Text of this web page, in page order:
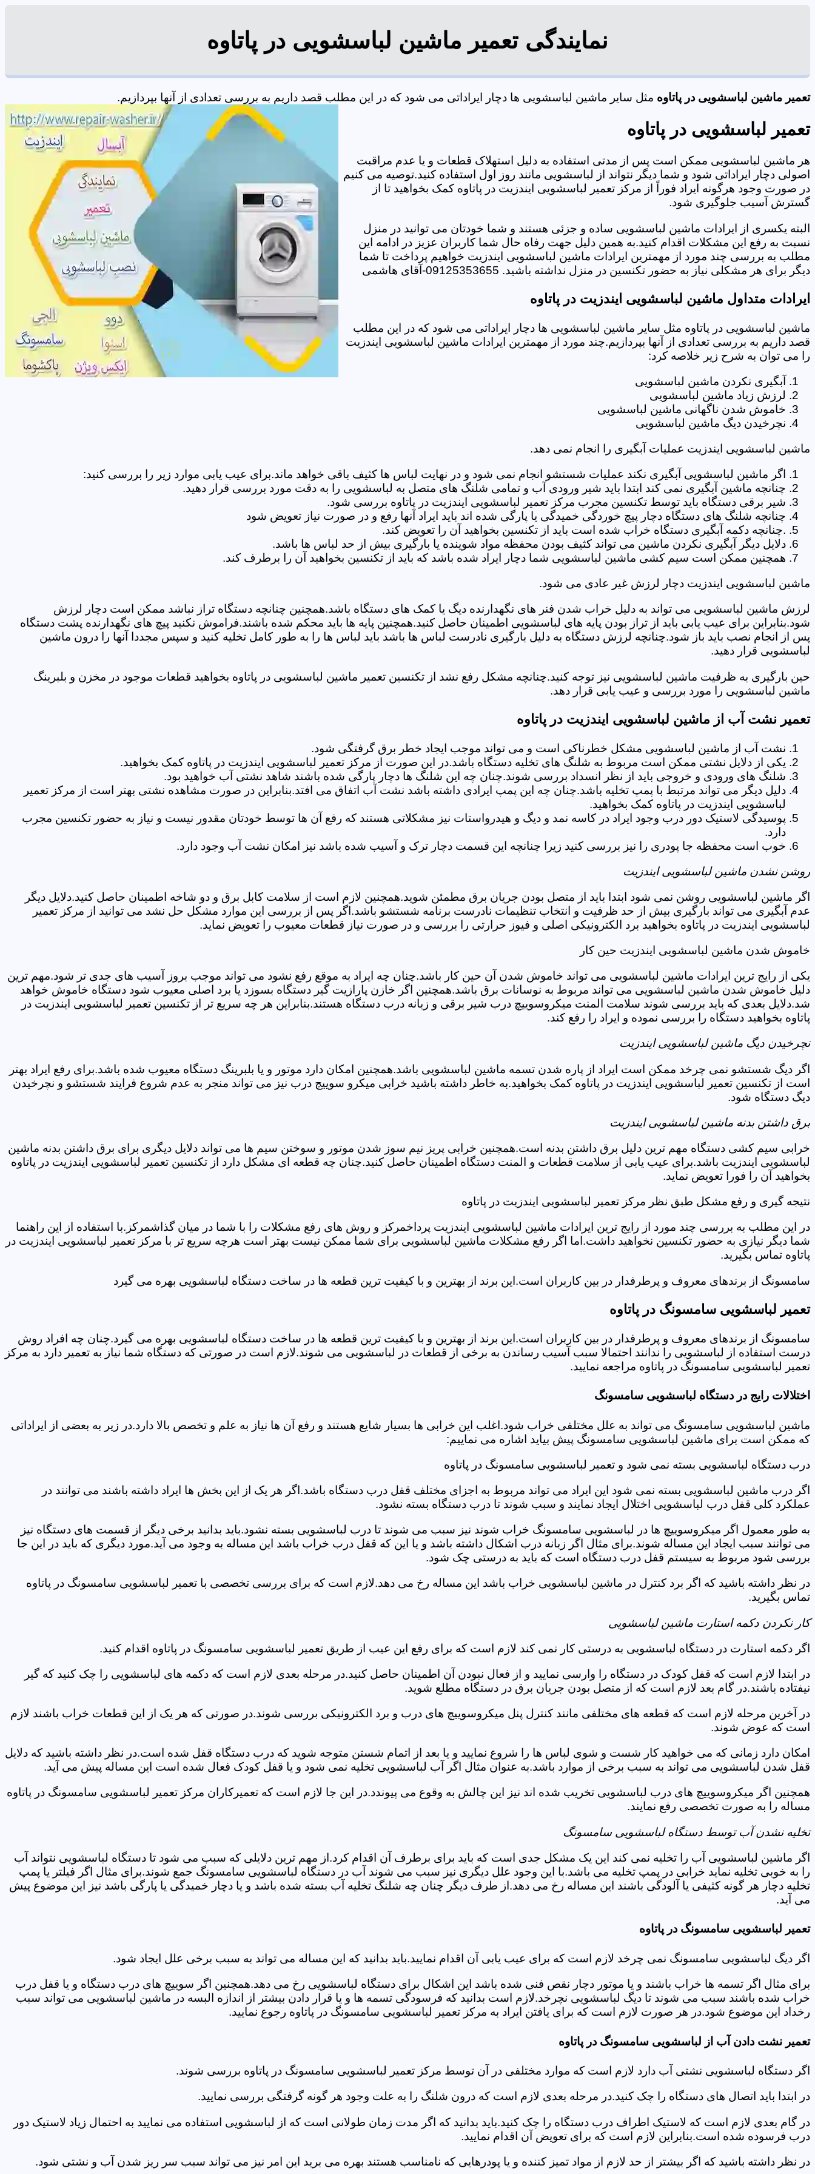
نمایندگی تعمیر ماشین لباسشویی در پاتاوه
تعمیر ماشین لباسشویی در پاتاوه مثل سایر ماشین لباسشویی ها دچار ایراداتی می شود که در این مطلب قصد داریم به بررسی تعدادی از آنها بپردازیم.
تعمیر لباسشویی در پاتاوه
هر ماشین لباسشویی ممکن است پس از مدتی استفاده به دلیل استهلاک قطعات و یا عدم مراقبت
اصولی دچار ایراداتی شود و شما دیگر نتواند از لباسشویی مانند روز اول استفاده کنید.توصیه می کنیم
در صورت وجود هرگونه ایراد فوراً از مرکز تعمیر لباسشویی ایندزیت در پاتاوه کمک بخواهید تا از
گسترش آسیب جلوگیری شود.
البته یکسری از ایرادات ماشین لباسشویی ساده و جزئی هستند و شما خودتان می توانید در منزل
نسبت به رفع این مشکلات اقدام کنید.به همین دلیل جهت رفاه حال شما کاربران عزیز در ادامه این
مطلب به بررسی چند مورد از مهمترین ایرادات ماشین لباسشویی ایندزیت خواهیم پرداخت تا شما
دیگر برای هر مشکلی نیاز به حضور تکنسین در منزل نداشته باشید. 09125353655-آقای هاشمی
ایرادات متداول ماشین لباسشویی ایندزیت در پاتاوه
ماشین لباسشویی در پاتاوه مثل سایر ماشین لباسشویی ها دچار ایراداتی می شود که در این مطلب
قصد داریم به بررسی تعدادی از آنها بپردازیم.چند مورد از مهمترین ایرادات ماشین لباسشویی ایندزیت
را می توان به شرح زیر خلاصه کرد:
آبگیری نکردن ماشین لباسشویی
لرزش زیاد ماشین لباسشویی
خاموش شدن ناگهانی ماشین لباسشویی
نچرخیدن دیگ ماشین لباسشویی
ماشین لباسشویی ایندزیت عملیات آبگیری را انجام نمی دهد.
اگر ماشین لباسشویی آبگیری نکند عملیات شستشو انجام نمی شود و در نهایت لباس ها کثیف باقی خواهد ماند.برای عیب یابی موارد زیر را بررسی کنید:
چنانچه ماشین آبگیری نمی کند ابتدا باید شیر ورودی آب و تمامی شلنگ های متصل به لباسشویی را به دقت مورد بررسی قرار دهید.
شیر برقی دستگاه باید توسط تکنسین مجرب مرکز تعمیر لباسشویی ایندزیت در پاتاوه بررسی شود.
چنانچه شلنگ های دستگاه دچار پیچ خوردگی خمیدگی یا پارگی شده اند باید ایراد آنها رفع و در صورت نیاز تعویض شود
.چنانچه دکمه آبگیری دستگاه خراب شده است باید از تکنسین بخواهید آن را تعویض کند.
دلایل دیگر آبگیری نکردن ماشین می تواند کثیف بودن محفظه مواد شوینده یا بارگیری بیش از حد لباس ها باشد.
همچنین ممکن است سیم کشی ماشین لباسشویی شما دچار ایراد شده باشد که باید از تکنسین بخواهید آن را برطرف کند.
ماشین لباسشویی ایندزیت دچار لرزش غیر عادی می شود.
لرزش ماشین لباسشویی می تواند به دلیل خراب شدن فنر های نگهدارنده دیگ یا کمک های دستگاه باشد.همچنین چنانچه دستگاه تراز نباشد ممکن است دچار لرزش
شود.بنابراین برای عیب یابی باید از تراز بودن پایه های لباسشویی اطمینان حاصل کنید.همچنین پایه ها باید محکم شده باشند.فراموش نکنید پیچ های نگهدارنده پشت دستگاه
پس از انجام نصب باید باز شود.چنانچه لرزش دستگاه به دلیل بارگیری نادرست لباس ها باشد باید لباس ها را به طور کامل تخلیه کنید و سپس مجددا آنها را درون ماشین
لباسشویی قرار دهید.
حین بارگیری به ظرفیت ماشین لباسشویی نیز توجه کنید.چنانچه مشکل رفع نشد از تکنسین تعمیر ماشین لباسشویی در پاتاوه بخواهید قطعات موجود در مخزن و بلبرینگ
ماشین لباسشویی را مورد بررسی و عیب یابی قرار دهد.
تعمیر نشت آب از ماشین لباسشویی ایندزیت در پاتاوه
نشت آب از ماشین لباسشویی مشکل خطرناکی است و می تواند موجب ایجاد خطر برق گرفتگی شود.
یکی از دلایل نشتی ممکن است مربوط به شلنگ های تخلیه دستگاه باشد.در این صورت از مرکز تعمیر لباسشویی ایندزیت در پاتاوه کمک بخواهید.
شلنگ های ورودی و خروجی باید از نظر انسداد بررسی شوند.چنان چه این شلنگ ها دچار پارگی شده باشند شاهد نشتی آب خواهید بود.
دلیل دیگر می تواند مرتبط با پمپ تخلیه باشد.چنان چه این پمپ ایرادی داشته باشد نشت آب اتفاق می افتد.بنابراین در صورت مشاهده نشتی بهتر است از مرکز تعمیر
لباسشویی ایندزیت در پاتاوه کمک بخواهید.
پوسیدگی لاستیک دور درب وجود ایراد در کاسه نمد و دیگ و هیدرواستات نیز مشکلاتی هستند که رفع آن ها توسط خودتان مقدور نیست و نیاز به حضور تکنسین مجرب
دارد.
خوب است محفظه جا پودری را نیز بررسی کنید زیرا چنانچه این قسمت دچار ترک و آسیب شده باشد نیز امکان نشت آب وجود دارد.
روشن نشدن ماشین لباسشویی ایندزیت
اگر ماشین لباسشویی روشن نمی شود ابتدا باید از متصل بودن جریان برق مطمئن شوید.همچنین لازم است از سلامت کابل برق و دو شاخه اطمینان حاصل کنید.دلایل دیگر
عدم آبگیری می تواند بارگیری بیش از حد ظرفیت و انتخاب تنظیمات نادرست برنامه شستشو باشد.اگر پس از بررسی این موارد مشکل حل نشد می توانید از مرکز تعمیر
لباسشویی ایندزیت در پاتاوه بخواهید برد الکترونیکی اصلی و فیوز حرارتی را بررسی و در صورت نیاز قطعات معیوب را تعویض نماید.
خاموش شدن ماشین لباسشویی ایندزیت حین کار
یکی از رایج ترین ایرادات ماشین لباسشویی می تواند خاموش شدن آن حین کار باشد.چنان چه ایراد به موقع رفع نشود می تواند موجب بروز آسیب های جدی تر شود.مهم ترین
دلیل خاموش شدن ماشین لباسشویی می تواند مربوط به نوسانات برق باشد.همچنین اگر خازن پارازیت گیر دستگاه بسوزد یا برد اصلی معیوب شود دستگاه خاموش خواهد
شد.دلایل بعدی که باید بررسی شوند سلامت المنت میکروسوییچ درب شیر برقی و زبانه درب دستگاه هستند.بنابراین هر چه سریع تر از تکنسین تعمیر لباسشویی ایندزیت در
پاتاوه بخواهید دستگاه را بررسی نموده و ایراد را رفع کند.
نچرخیدن دیگ ماشین لباسشویی ایندزیت
اگر دیگ شستشو نمی چرخد ممکن است ایراد از پاره شدن تسمه ماشین لباسشویی باشد.همچنین امکان دارد موتور و یا بلبرینگ دستگاه معیوب شده باشد.برای رفع ایراد بهتر
است از تکنسین تعمیر لباسشویی ایندزیت در پاتاوه کمک بخواهید.به خاطر داشته باشید خرابی میکرو سوییچ درب نیز می تواند منجر به عدم شروع فرایند شستشو و نچرخیدن
دیگ دستگاه شود.
برق داشتن بدنه ماشین لباسشویی ایندزیت
خرابی سیم کشی دستگاه مهم ترین دلیل برق داشتن بدنه است.همچنین خرابی پریز نیم سوز شدن موتور و سوختن سیم ها می تواند دلایل دیگری برای برق داشتن بدنه ماشین
لباسشویی ایندزیت باشد.برای عیب یابی از سلامت قطعات و المنت دستگاه اطمینان حاصل کنید.چنان چه قطعه ای مشکل دارد از تکنسین تعمیر لباسشویی ایندزیت در پاتاوه
بخواهید آن را فورا تعویض نماید.
نتیجه گیری و رفع مشکل طبق نظر مرکز تعمیر لباسشویی ایندزیت در پاتاوه
در این مطلب به بررسی چند مورد از رایج ترین ایرادات ماشین لباسشویی ایندزیت پرداخمرکز و روش های رفع مشکلات را با شما در میان گذاشمرکز.با استفاده از این راهنما
شما دیگر نیازی به حضور تکنسین نخواهید داشت.اما اگر رفع مشکلات ماشین لباسشویی برای شما ممکن نیست بهتر است هرچه سریع تر با مرکز تعمیر لباسشویی ایندزیت در
پاتاوه تماس بگیرید.
سامسونگ از برندهای معروف و پرطرفدار در بین کاربران است.این برند از بهترین و با کیفیت ترین قطعه ها در ساخت دستگاه لباسشویی بهره می گیرد
تعمیر لباسشویی سامسونگ در پاتاوه
سامسونگ از برندهای معروف و پرطرفدار در بین کاربران است.این برند از بهترین و با کیفیت ترین قطعه ها در ساخت دستگاه لباسشویی بهره می گیرد.چنان چه افراد روش
درست استفاده از لباسشویی را ندانند احتمالا سبب آسیب رساندن به برخی از قطعات در لباسشویی می شوند.لازم است در صورتی که دستگاه شما نیاز به تعمیر دارد به مرکز
تعمیر لباسشویی سامسونگ در پاتاوه مراجعه نمایید.
اختلالات رایج در دستگاه لباسشویی سامسونگ
ماشین لباسشویی سامسونگ می تواند به علل مختلفی خراب شود.اغلب این خرابی ها بسیار شایع هستند و رفع آن ها نیاز به علم و تخصص بالا دارد.در زیر به بعضی از ایراداتی
که ممکن است برای ماشین لباسشویی سامسونگ پیش بیاید اشاره می نماییم:
درب دستگاه لباسشویی بسته نمی شود و تعمیر لباسشویی سامسونگ در پاتاوه
اگر درب ماشین لباسشویی بسته نمی شود این ایراد می تواند مربوط به اجزای مختلف قفل درب دستگاه باشد.اگر هر یک از این بخش ها ایراد داشته باشند می توانند در
عملکرد کلی قفل درب لباسشویی اختلال ایجاد نمایند و سبب شوند تا درب دستگاه بسته نشود.
به طور معمول اگر میکروسوییچ ها در لباسشویی سامسونگ خراب شوند نیز سبب می شوند تا درب لباسشویی بسته نشود.باید بدانید برخی دیگر از قسمت های دستگاه نیز
می توانند سبب ایجاد این مساله شوند.برای مثال اگر زبانه درب اشکال داشته باشد و یا این که قفل درب خراب باشد این مساله به وجود می آید.مورد دیگری که باید در این جا
بررسی شود مربوط به سیستم قفل درب دستگاه است که باید به درستی چک شود.
در نظر داشته باشید که اگر برد کنترل در ماشین لباسشویی خراب باشد این مساله رخ می دهد.لازم است که برای بررسی تخصصی با تعمیر لباسشویی سامسونگ در پاتاوه
تماس بگیرید.
کار نکردن دکمه استارت ماشین لباسشویی
اگر دکمه استارت در دستگاه لباسشویی به درستی کار نمی کند لازم است که برای رفع این عیب از طریق تعمیر لباسشویی سامسونگ در پاتاوه اقدام کنید.
در ابتدا لازم است که قفل کودک در دستگاه را وارسی نمایید و از فعال نبودن آن اطمینان حاصل کنید.در مرحله بعدی لازم است که دکمه های لباسشویی را چک کنید که گیر
نیفتاده باشند.در گام بعد لازم است که از متصل بودن جریان برق در دستگاه مطلع شوید.
در آخرین مرحله لازم است که قطعه های مختلفی مانند کنترل پنل میکروسوییچ های درب و برد الکترونیکی بررسی شوند.در صورتی که هر یک از این قطعات خراب باشند لازم
است که عوض شوند.
امکان دارد زمانی که می خواهید کار شست و شوی لباس ها را شروع نمایید و یا بعد از اتمام شستن متوجه شوید که درب دستگاه قفل شده است.در نظر داشته باشید که دلایل
قفل شدن لباسشویی می تواند به سبب برخی از موارد باشد.به عنوان مثال اگر آب لباسشویی تخلیه نمی شود و یا قفل کودک فعال شده است این مساله پیش می آید.
همچنین اگر میکروسوییچ های درب لباسشویی تخریب شده اند نیز این چالش به وقوع می پیوندد.در این جا لازم است که تعمیرکاران مرکز تعمیر لباسشویی سامسونگ در پاتاوه
مساله را به صورت تخصصی رفع نمایند.
تخلیه نشدن آب توسط دستگاه لباسشویی سامسونگ
اگر ماشین لباسشویی آب را تخلیه نمی کند این یک مشکل جدی است که باید برای برطرف آن اقدام کرد.از مهم ترین دلایلی که سبب می شود تا دستگاه لباسشویی نتواند آب
را به خوبی تخلیه نماید خرابی در پمپ تخلیه می باشد.با این وجود علل دیگری نیز سبب می شوند آب در دستگاه لباسشویی سامسونگ جمع شوند.برای مثال اگر فیلتر یا پمپ
تخلیه دچار هر گونه کثیفی یا آلودگی باشند این مساله رخ می دهد.از طرف دیگر چنان چه شلنگ تخلیه آب بسته شده باشد و یا دچار خمیدگی یا پارگی باشد نیز این موضوع پیش
می آید.
تعمیر لباسشویی سامسونگ در پاتاوه
اگر دیگ لباسشویی سامسونگ نمی چرخد لازم است که برای عیب یابی آن اقدام نمایید.باید بدانید که این مساله می تواند به سبب برخی علل ایجاد شود.
برای مثال اگر تسمه ها خراب باشند و یا موتور دچار نقص فنی شده باشد این اشکال برای دستگاه لباسشویی رخ می دهد.همچنین اگر سوییچ های درب دستگاه و یا قفل درب
خراب شده باشند سبب می شوند تا دیگ لباسشویی نچرخد.لازم است بدانید که فرسودگی تسمه ها و یا قرار دادن بیشتر از اندازه البسه در ماشین لباسشویی می تواند سبب
رخداد این موضوع شود.در هر صورت لازم است که برای یافتن ایراد به مرکز تعمیر لباسشویی سامسونگ در پاتاوه رجوع نمایید.
تعمیر نشت دادن آب از لباسشویی سامسونگ در پاتاوه
اگر دستگاه لباسشویی نشتی آب دارد لازم است که موارد مختلفی در آن توسط مرکز تعمیر لباسشویی سامسونگ در پاتاوه بررسی شوند.
در ابتدا باید اتصال های دستگاه را چک کنید.در مرحله بعدی لازم است که درون شلنگ را به علت وجود هر گونه گرفتگی بررسی نمایید.
در گام بعدی لازم است که لاستیک اطراف درب دستگاه را چک کنید.باید بدانید که اگر مدت زمان طولانی است که از لباسشویی استفاده می نمایید به احتمال زیاد لاستیک دور
درب فرسوده شده است.بنابراین لازم است که برای تعویض آن اقدام نمایید.
در نظر داشته باشید که اگر بیشتر از حد لازم از مواد تمیز کننده و یا پودرهایی که نامناسب هستند بهره می برید این امر نیز می تواند سبب سر ریز شدن آب و نشتی شود.